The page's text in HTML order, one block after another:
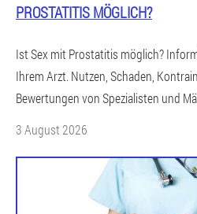
PROSTATITIS MÖGLICH?
Ist Sex mit Prostatitis möglich?
Ihrem Arzt. Nutzen, Schaden,
Bewertungen von Spezialisten und
3 August 2026